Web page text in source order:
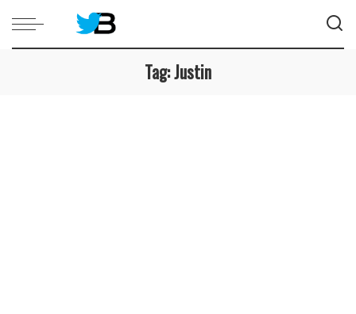
Tag:Justin